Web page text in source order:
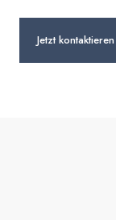
Jetzt kontaktieren